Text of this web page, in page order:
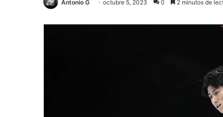
Antonio G octubre 5, 2023 0 2 minutos de